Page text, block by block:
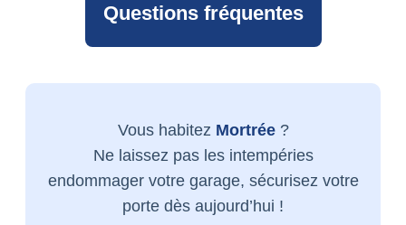
Questions fréquentes
Vous habitez Mortrée?
Ne laissez pas les intempéries
endommager votre garage, sécurisez votre
porte dès aujourd’hui !